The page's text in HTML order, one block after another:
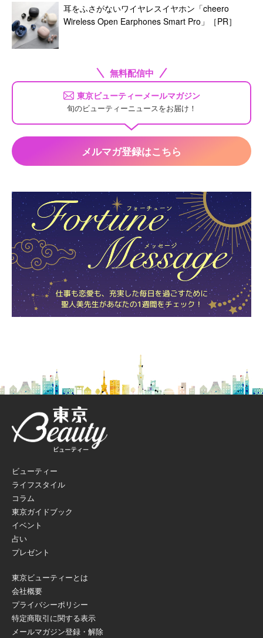
耳をふさがないワイヤレスイヤホン「cheero
Wireless Open Earphones Smart Pro」［PR］
無料配信中
東京ビューティーメールマガジン
旬のビューティーニュースをお届け！
メルマガ登録はこちら
ビューティー
ライフスタイル
コラム
東京ガイドブック
イベント
占い
プレゼント
東京ビューティーとは
会社概要
プライバシーポリシー
特定商取引に関する表示
メールマガジン登録・解除